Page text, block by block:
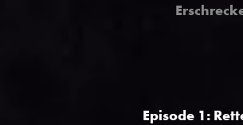
Episode 1: